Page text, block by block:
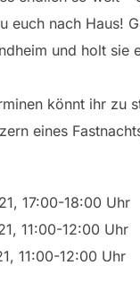
euch nach Haus!
und holt sie
könnt ihr zu
eines
17:00-18:00 Uhr
11:00-12:00 Uhr
11:00-12:00 Uhr